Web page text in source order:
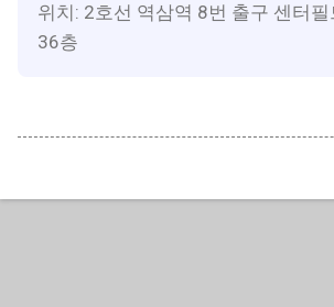
위치: 2호선 역삼역 8번 출구 센터필
36층